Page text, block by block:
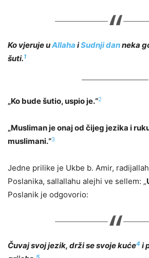
Ko vjeruje uAllaha iSudnji danneka
šuti.1
„Ko bude šutio, uspio je.“2
„Musliman je onaj od čijeg jezika i
muslimani.“3
Jedne prilike je Ukbe b. Amir,
Poslanika, sallallahu alejhi ve sellem: „
Poslanik je odgovorio:
Čuvaj svoj jezik, drži se svoje kuće4 i